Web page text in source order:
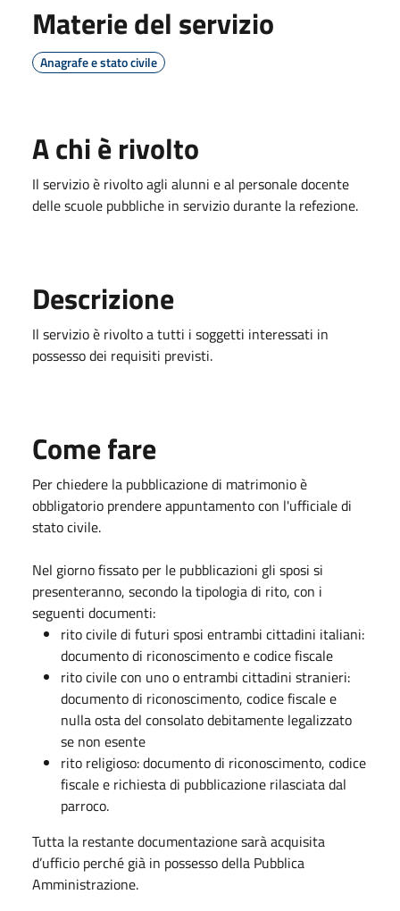
Materie del servizio
Anagrafe e stato civile
A chi è rivolto
Il servizio è rivolto agli alunni e al personale docente
delle scuole pubbliche in servizio durante la refezione.
Descrizione
Il servizio è rivolto a tutti i soggetti interessati in
possesso dei requisiti previsti.
Come fare
Per chiedere la pubblicazione di matrimonio è
obbligatorio prendere appuntamento con l'ufficiale di
stato civile.
Nel giorno fissato per le pubblicazioni gli sposi si
presenteranno, secondo la tipologia di rito, con i
seguenti documenti:
rito civile di futuri sposi entrambi cittadini italiani:
documento di riconoscimento e codice fiscale
rito civile con uno o entrambi cittadini stranieri:
documento di riconoscimento, codice fiscale e
nulla osta del consolato debitamente legalizzato
se non esente
rito religioso: documento di riconoscimento, codice
fiscale e richiesta di pubblicazione rilasciata dal
parroco.
Tutta la restante documentazione sarà acquisita
d’ufficio perché già in possesso della Pubblica
Amministrazione.